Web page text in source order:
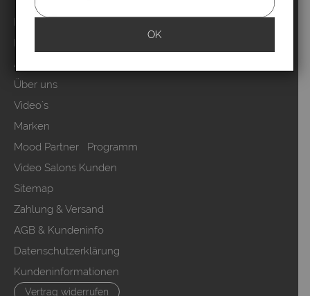
Impressum
Kontakt
Anmelden
Über uns
Video`s
Marken
Mood Partner Programm
Video Salons Kunden
Sitemap
Zahlung & Versand
AGB & Kundeninfo
Datenschutzerklärung
Kundeninformationen
Vertrag widerrufen
OK